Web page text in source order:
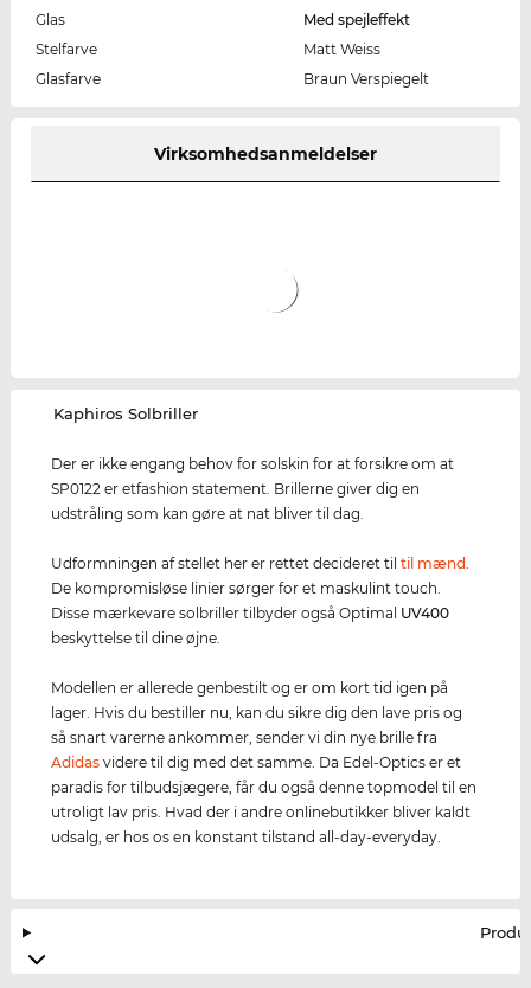
Glas
Med spejleffekt
Stelfarve
Matt Weiss
Glasfarve
Braun Verspiegelt
Virksomhedsanmeldelser
‌Kaphiros Solbriller
Der er ikke engang behov for solskin for at forsikre om at
SP0122 er etfashion statement. Brillerne giver dig en
udstråling som kan gøre at nat bliver til dag.
Udformningen af stellet her er rettet decideret tiltil mænd
De kompromisløse linier sørger for et maskulint touch.
Disse mærkevare solbriller tilbyder også Optimal UV400
beskyttelse til dine øjne.
Modellen er allerede genbestilt og er om kort tid igen på
lager. Hvis du bestiller nu, kan du sikre dig den lave pris og
så snart varerne ankommer, sender vi din nye brille fra
Adidas videre til dig med det samme. Da Edel-Optics er et
paradis for tilbudsjægere, får du også denne topmodel til en
utroligt lav pris. Hvad der i andre onlinebutikker bliver kaldt
udsalg, er hos os en konstant tilstand all-day-everyday.